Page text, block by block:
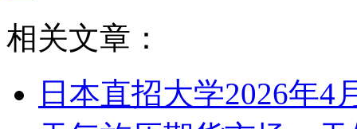
相关文章：
日本直招大学2026年4